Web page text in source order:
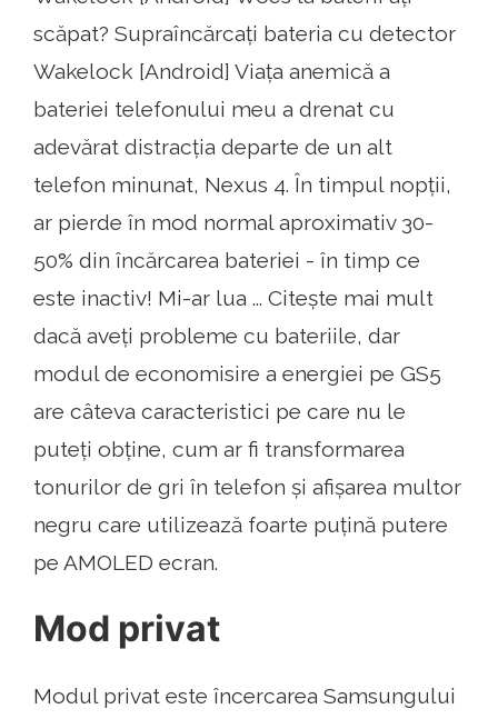
scăpat? Supraîncărcați bateria cu detector
Wakelock [Android] Viața anemică a
bateriei telefonului meu a drenat cu
adevărat distracția departe de un alt
telefon minunat, Nexus 4. În timpul nopții,
ar pierde în mod normal aproximativ 30-
50% din încărcarea bateriei - în timp ce
este inactiv! Mi-ar lua ... Citește mai mult
dacă aveți probleme cu bateriile, dar
modul de economisire a energiei pe GS5
are câteva caracteristici pe care nu le
puteți obține, cum ar fi transformarea
tonurilor de gri în telefon și afișarea multor
negru care utilizează foarte puțină putere
pe AMOLED ecran.
Mod privat
Modul privat este încercarea Samsungului